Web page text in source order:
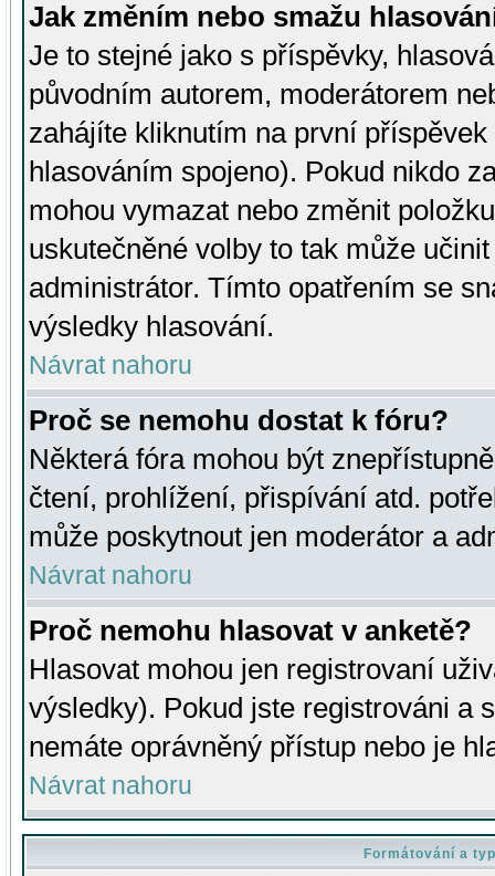
Jak změním nebo smažu
Je to stejné jako s příspěvky,
původním autorem, moderátorem
zahájíte kliknutím na první
hlasováním spojeno). Pokud nikdo
mohou vymazat nebo změnit
uskutečněné volby to tak může
administrátor. Tímto opatřením se
výsledky hlasování.
Návrat nahoru
Proč se nemohu dostat k fóru?
Některá fóra mohou být
čtení, prohlížení, přispívání atd.
může poskytnout jen moderátor a
Návrat nahoru
Proč nemohu hlasovat v anketě?
Hlasovat mohou jen registrovaní
výsledky). Pokud jste registrováni a
nemáte oprávněný přístup nebo je
Návrat nahoru
Formátování a